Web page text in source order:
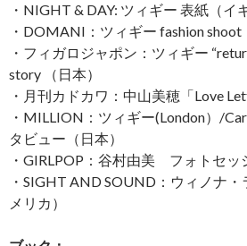
・NIGHT & DAY: ツィギー 表紙（イ
・DOMANI：ツィギー fashion shoot
・フィガロジャポン：ツィギー
story （日本）
・月刊カドカワ：中山美穂「Love
・MILLION：ツィギー(London）/
タビュー（日本）
・GIRLPOP：谷村由美 フォトセッ
・SIGHT AND SOUND：ウィノナ
メリカ）